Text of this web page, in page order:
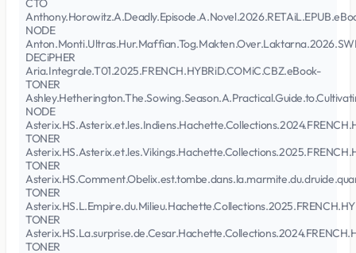
CTO
NODE
DECiPHER
Aria.Integrale.T01.2025.FRENCH.HYBRiD.COMiC.CBZ.eBook-
TONER
NODE
TONER
TONER
TONER
TONER
TONER